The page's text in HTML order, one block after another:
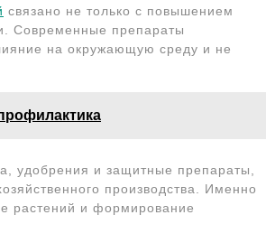
связано не только с повышением
Современные препараты
на окружающую среду и не
удобрения и защитные препараты,
производства. Именно
растений и формирование